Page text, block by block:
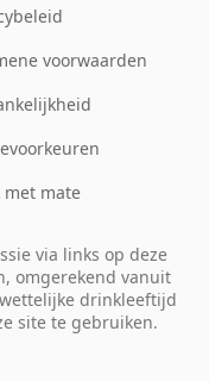
voorwaarden
met mate
via links op deze
omgerekend vanuit
drinkleeftijd
site te gebruiken.